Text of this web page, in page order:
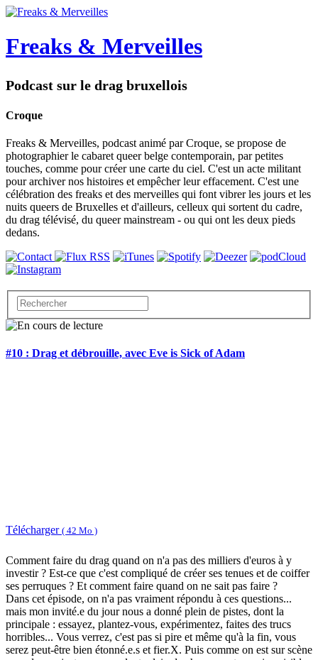
Freaks & Merveilles
Podcast sur le drag bruxellois
Croque
Freaks & Merveilles, podcast animé par Croque, se propose de
photographier le cabaret queer belge contemporain, par petites
touches, comme pour créer une carte du ciel. C'est un acte militant
pour archiver nos histoires et empêcher leur effacement. C'est une
célébration des freaks et des merveilles qui font vibrer les jours et les
nuits queers de Bruxelles et d'ailleurs, celleux qui sortent du cadre,
du drag télévisé, du queer mainstream - ou qui ont les deux pieds
dedans.
#10 : Drag et débrouille, avec Eve is Sick of Adam
Télécharger ( 42 Mo )
Comment faire du drag quand on n'a pas des milliers d'euros à y
investir ? Est-ce que c'est compliqué de créer ses tenues et de coiffer
ses perruques ? Et comment faire quand on ne sait pas faire ?
Dans cet épisode, on n'a pas vraiment répondu à ces questions...
mais mon invité.e du jour nous a donné plein de pistes, dont la
principale : essayez, plantez-vous, expérimentez, faites des trucs
horribles... Vous verrez, c'est pas si pire et même qu'à la fin, vous
serez peut-être bien étonné.e.s et fier.X. Puis comme on est sur scène